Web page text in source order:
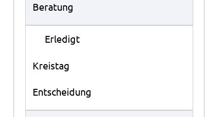
Beratung
Erledigt
Kreistag
Entscheidung